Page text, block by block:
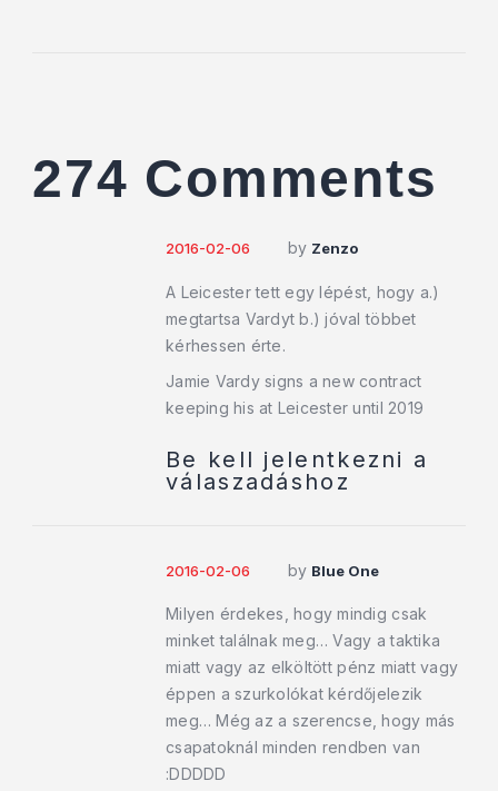
274 Comments
2016-02-06 by Zenzo
A Leicester tett egy lépést, hogy a.)
megtartsa Vardyt b.) jóval többet
kérhessen érte.
Jamie Vardy signs a new contract
keeping his at Leicester until 2019
Be kell jelentkezni a
válaszadáshoz
2016-02-06 by Blue One
Milyen érdekes, hogy mindig csak
minket találnak meg… Vagy a taktika
miatt vagy az elköltött pénz miatt vagy
éppen a szurkolókat kérdőjelezik
meg… Még az a szerencse, hogy más
csapatoknál minden rendben van
:DDDDD